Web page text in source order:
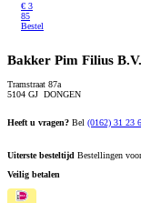
€ 3
85
Bestel
Bakker Pim Filius B.V.
Tramstraat 87a
5104 GJ DONGEN
Heeft u vragen? Bel (0162) 31 23
Uiterste besteltijd Bestellingen
Veilig betalen